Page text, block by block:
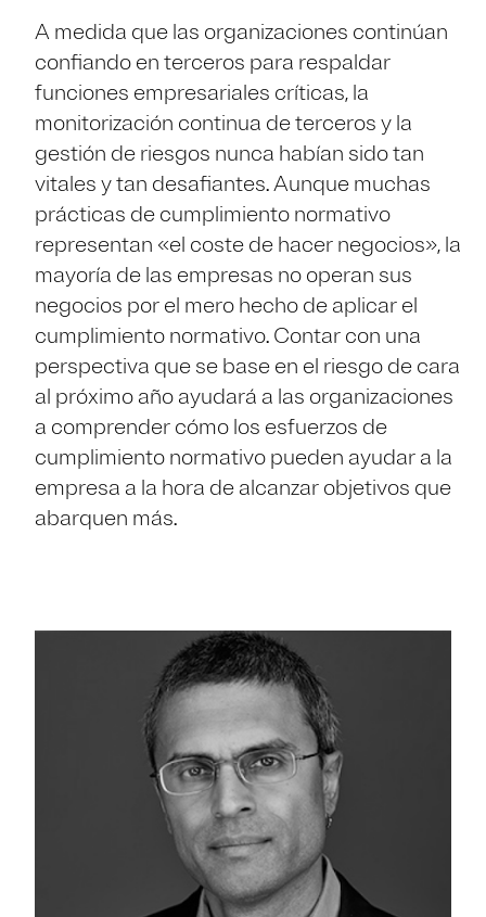
A medida que las organizaciones continúan
confiando en terceros para respaldar
funciones empresariales críticas, la
monitorización continua de terceros y la
gestión de riesgos nunca habían sido tan
vitales y tan desafiantes. Aunque muchas
prácticas de cumplimiento normativo
representan «el coste de hacer negocios», la
mayoría de las empresas no operan sus
negocios por el mero hecho de aplicar el
cumplimiento normativo. Contar con una
perspectiva que se base en el riesgo de cara
al próximo año ayudará a las organizaciones
a comprender cómo los esfuerzos de
cumplimiento normativo pueden ayudar a la
empresa a la hora de alcanzar objetivos que
abarquen más.